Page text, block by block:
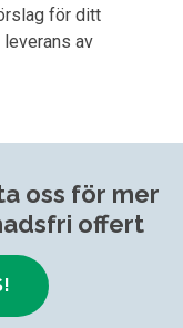
för ditt
av
oss för mer
offert